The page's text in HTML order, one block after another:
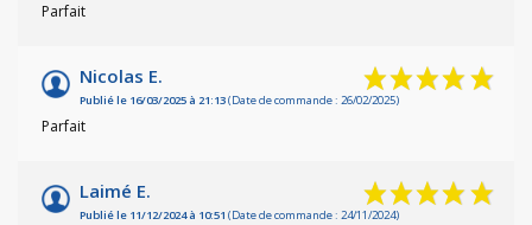
Parfait
Nicolas E.
Publié le 16/03/2025 à 21:13(Date de commande : 26/02/2025)
Parfait
Laimé E.
Publié le 11/12/2024 à 10:51 (Date de commande : 24/11/2024)